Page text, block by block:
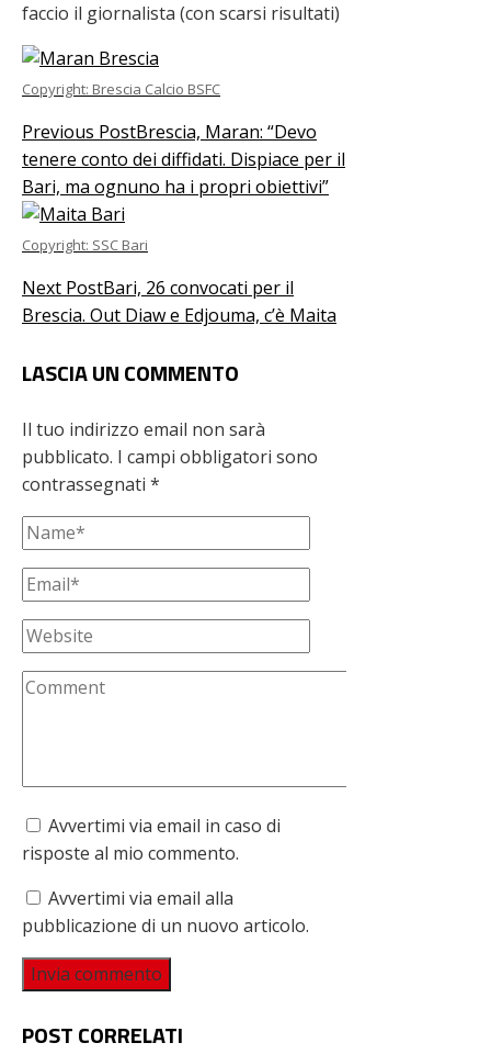
faccio il giornalista (con scarsi risultati)
Copyright: Brescia Calcio BSFC
Previous PostBrescia, Maran: “Devo
tenere conto dei diffidati. Dispiace per il
Bari, ma ognuno ha i propri obiettivi”
Copyright: SSC Bari
Next PostBari, 26 convocati per il
Brescia. Out Diaw e Edjouma, c’è Maita
LASCIA UN COMMENTO
Il tuo indirizzo email non sarà
pubblicato. I campi obbligatori sono
contrassegnati *
Avvertimi via email in caso di
risposte al mio commento.
Avvertimi via email alla
pubblicazione di un nuovo articolo.
POST CORRELATI